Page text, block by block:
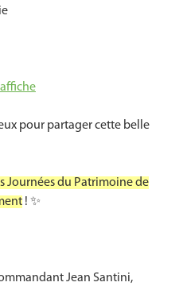
pour partager cette belle
Journées du Patrimoine de
! ✨
Jean Santini,